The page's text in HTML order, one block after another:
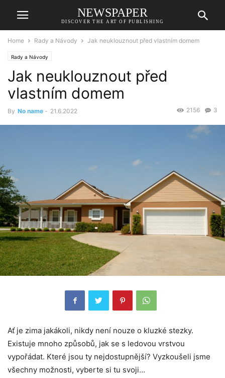
NEWSPAPER
DISCOVER THE ART OF PUBLISHING
Home Rady a Návody Jak neuklouznout před vlastním domem
Rady a Návody
Jak neuklouznout před
vlastním domem
By No name - 21.6.2022 3
2156
Ať je zima jakákoli, nikdy není nouze o kluzké stezky.
Existuje mnoho způsobů, jak se s ledovou vrstvou
vypořádat. Které jsou ty nejdostupnější? Vyzkoušeli jsme
všechny možnosti, vyberte si tu svoji…